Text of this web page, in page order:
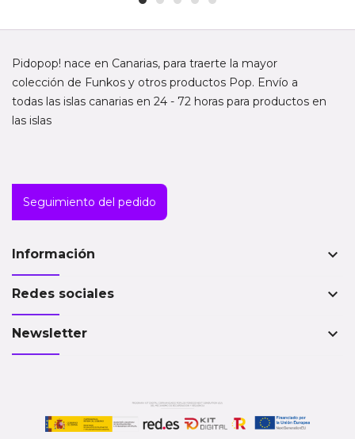
Pidopop! nace en Canarias, para traerte la mayor
colección de Funkos y otros productos Pop. Envío a
todas las islas canarias en 24 - 72 horas para productos en
las islas
Seguimiento del pedido
Información keyboard_arrow_down
Redes sociales keyboard_arrow_down
Newsletter keyboard_arrow_down